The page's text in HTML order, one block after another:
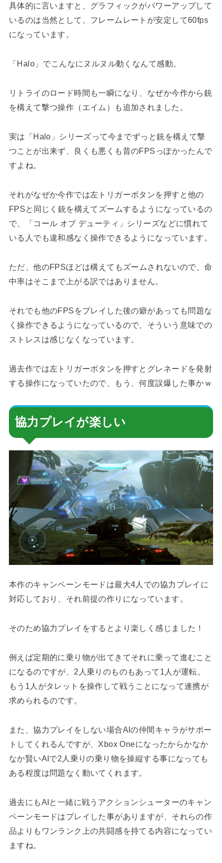
具体的に言いますと、グラフィックがパワーアップして
いるのは当然として、フレームレートが安定して60fps
になっています。
「Halo」でこんなにヌルヌル動くなんて感動。
リトライのロード時間も一瞬になり、なぜか今作から銃
を構えて撃つ操作（エイム）も追加されました。
実は「Halo」シリーズって今までずっと銃を構えて撃
つことが出来ず、良くも悪くも昔のFPSっぽかったんで
すよね。
それがなぜか今作では左トリガーボタンを押すと他の
FPSと同じく銃を構えてズームするようになっているの
で、「コール オブ デューティ」シリーズなどに慣れて
いる人でも違和感なく操作できるようになっています。
ただ、他のFPSほどは構えてもズームされないので、命
中率はそこまで上がる訳ではありません。
それでも他のFPSをプレイした後の癖があっても問題な
く操作できるようになっているので、そういう意味での
ストレスは感じなくなっています。
過去作では左トリガーボタンを押すとグレネードを発射
する操作になっていたので、もう、何度誤爆した事かｗ
協力プレイが楽しい
本作のキャンペーンモードは最大4人での協力プレイに
対応しており、それ前提の作りになっています。
そのため協力プレイをするとより楽しく感じました！
例えば定期的に乗り物が出てきてそれに乗って進むこと
になるのですが、2人乗りのものもあって1人が運転。
もう1人がタレットを操作して戦うことになって連携が
求められるのです。
また、協力プレイをしない場合AIの仲間キャラがサポー
トしてくれるんですが、Xbox Oneになったからかなか
なか賢いAIで2人乗りの乗り物を操縦する事になっても
ある程度は問題なく動いてくれます。
過去にもAIと一緒に戦うアクションシューターのキャン
ペーンモードはプレイした事がありますが、それらの作
品よりもワンランク上の共闘感を持てる内容になってい
ますね。